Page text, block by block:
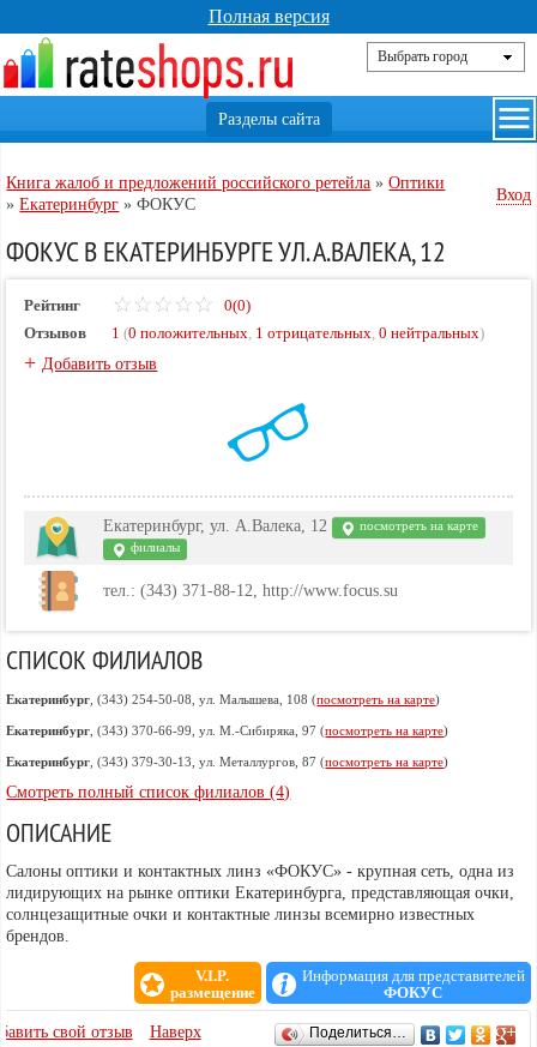
Полная версия
Книга жалоб и предложений российского ретейла »Оптики
»Екатеринбург »ФОКУС
Вход
ФОКУС В ЕКАТЕРИНБУРГЕ УЛ. А.ВАЛЕКА, 12
Рейтинг
0(0)
Отзывов
1 (0 положительных, 1 отрицательных,0 нейтральных)
+Добавить отзыв
Екатеринбург, ул. А.Валека, 12
посмотреть на карте
филиалы
тел.: (343) 371-88-12, http://www.focus.su
СПИСОК ФИЛИАЛОВ
Екатеринбург , (343) 254-50-08, ул. Малышева, 108 (посмотреть на карте)
Екатеринбург , (343) 370-66-99, ул. М.-Сибиряка, 97 (посмотреть на карте)
Екатеринбург , (343) 379-30-13, ул. Металлургов, 87 (посмотреть на карте)
Смотреть полный список филиалов (4)
ОПИСАНИЕ
Cалоны оптики и контактных линз «ФОКУС» - крупная сеть, одна из
лидирующих на рынке оптики Екатеринбурга, представляющая очки,
солнцезащитные очки и контактные линзы всемирно известных
брендов.
V.I.P.
размещение
Информация для представителей
ФОКУС
ОТЗЫВЫсвой отзыв Наверх Поделиться…